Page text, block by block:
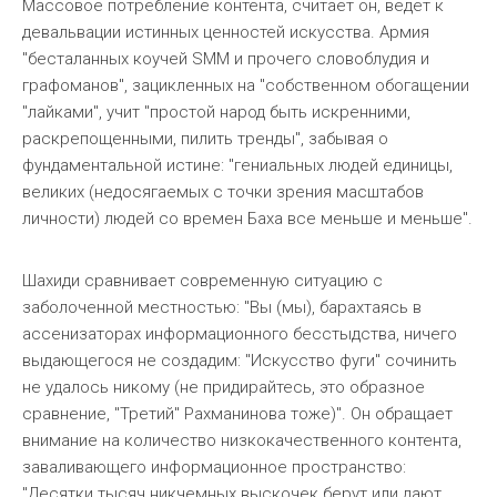
Массовое потребление контента, считает он, ведет к
девальвации истинных ценностей искусства. Армия
"бесталанных коучей SMM и прочего словоблудия и
графоманов", зацикленных на "собственном обогащении
"лайками", учит "простой народ быть искренними,
раскрепощенными, пилить тренды", забывая о
фундаментальной истине: "гениальных людей единицы,
великих (недосягаемых с точки зрения масштабов
личности) людей со времен Баха все меньше и меньше".
Шахиди сравнивает современную ситуацию с
заболоченной местностью: "Вы (мы), барахтаясь в
ассенизаторах информационного бесстыдства, ничего
выдающегося не создадим: "Искусство фуги" сочинить
не удалось никому (не придирайтесь, это образное
сравнение, "Третий" Рахманинова тоже)". Он обращает
внимание на количество низкокачественного контента,
заваливающего информационное пространство: